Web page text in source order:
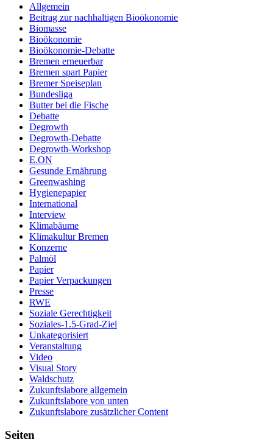
Allgemein
Beitrag zur nachhaltigen Bioökonomie
Biomasse
Bioökonomie
Bioökonomie-Debatte
Bremen erneuerbar
Bremen spart Papier
Bremer Speiseplan
Bundesliga
Butter bei die Fische
Debatte
Degrowth
Degrowth-Debatte
Degrowth-Workshop
E.ON
Gesunde Ernährung
Greenwashing
Hygienepapier
International
Interview
Klimabäume
Klimakultur Bremen
Konzerne
Palmöl
Papier
Papier Verpackungen
Presse
RWE
Soziale Gerechtigkeit
Soziales-1.5-Grad-Ziel
Unkategorisiert
Veranstaltung
Video
Visual Story
Waldschutz
Zukunftslabore allgemein
Zukunftslabore von unten
Zukunftslabore zusätzlicher Content
Seiten